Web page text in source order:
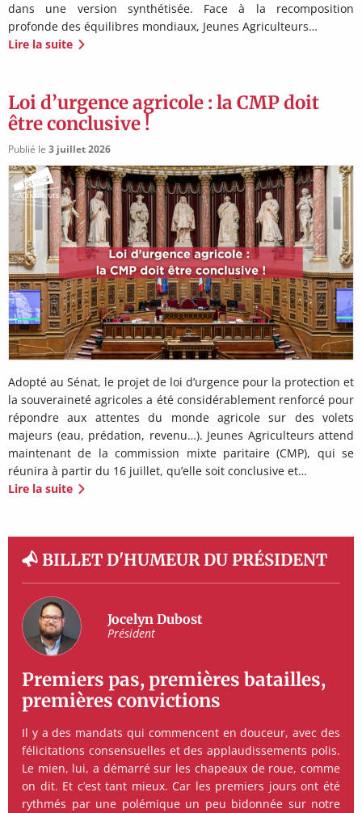
dans une version synthétisée. Face à la recomposition
profonde des équilibres mondiaux, Jeunes Agriculteurs…
Lire la suite
Loi d’urgence agricole : la CMP doit
être conclusive !
Publié le 3 juillet 2026
Adopté au Sénat, le projet de loi d’urgence pour la protection et
la souveraineté agricoles a été considérablement renforcé pour
répondre aux attentes du monde agricole sur des volets
majeurs (eau, prédation, revenu…). Jeunes Agriculteurs attend
maintenant de la commission mixte paritaire (CMP), qui se
réunira à partir du 16 juillet, qu’elle soit conclusive et…
Lire la suite
BILLET D'HUMEUR DU PRÉSIDENT
Jocelyn Dubost
Président
Premiers pas, premières batailles,
premières convictions
Il y a des mandats qui commencent en douceur, avec des
félicitations consensuelles et des applaudissements polis.
Le mien, lui, a démarré sur les chapeaux de roue, comme
on dit. Et c’est tant mieux. Car les premiers jours ont été
rythmés par une polémique un peu bidonnée sur notre